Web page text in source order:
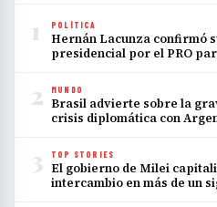
1 POLÍTICA
Hernán Lacunza confirmó
presidencial por el PRO
2 MUNDO
Brasil advierte sobre la
crisis diplomática con
3 TOP STORIES
El gobierno de Milei
intercambio en más de un